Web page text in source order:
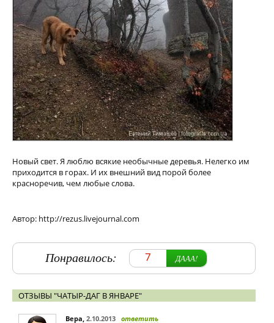
Новый свет. Я люблю всякие необычные деревья. Нелегко им
приходится в горах. И их внешний вид порой более
красноречив, чем любые слова.
Автор: http://rezus.livejournal.com
Понравилось: 7 ДААА!
ОТЗЫВЫ "ЧАТЫР-ДАГ В ЯНВАРЕ"
Вера 2.10.2013 ответить